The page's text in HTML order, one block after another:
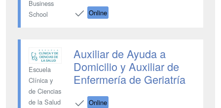
Business
School
Online
Escuela
Clínica y
de Ciencias
de la Salud
Auxiliar de Ayuda a
Domicilio y Auxiliar de
Enfermería de Geriatría
Online